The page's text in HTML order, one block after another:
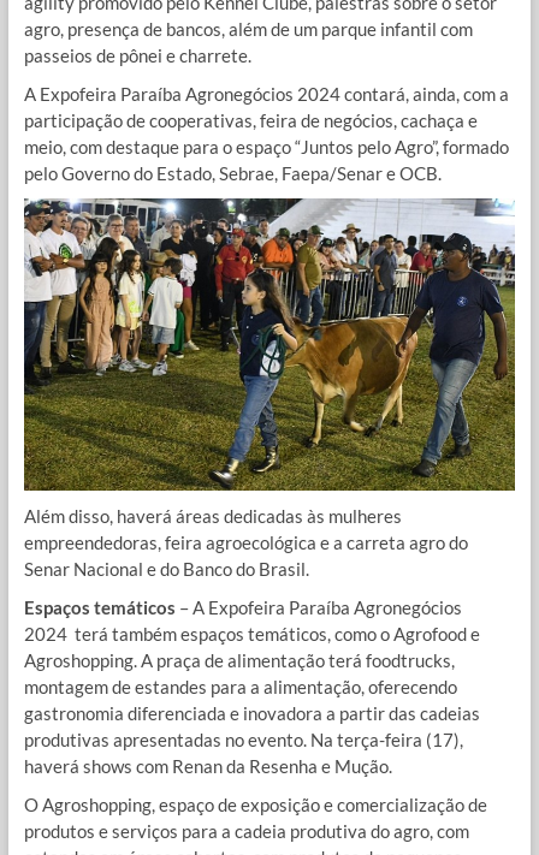
agro, presença de bancos, além de um parque infantil com
passeios de pônei e charrete.
A Expofeira Paraíba Agronegócios 2024 contará, ainda, com a
participação de cooperativas, feira de negócios, cachaça e
meio, com destaque para o espaço “Juntos pelo Agro”, formado
pelo Governo do Estado, Sebrae, Faepa/Senar e OCB.
Além disso, haverá áreas dedicadas às mulheres
empreendedoras, feira agroecológica e a carreta agro do
Senar Nacional e do Banco do Brasil.
Espaços temáticos – A Expofeira Paraíba Agronegócios
2024 terá também espaços temáticos, como o Agrofood e
Agroshopping. A praça de alimentação terá foodtrucks,
montagem de estandes para a alimentação, oferecendo
gastronomia diferenciada e inovadora a partir das cadeias
produtivas apresentadas no evento. Na terça-feira (17),
haverá shows com Renan da Resenha e Mução.
O Agroshopping, espaço de exposição e comercialização de
produtos e serviços para a cadeia produtiva do agro, com